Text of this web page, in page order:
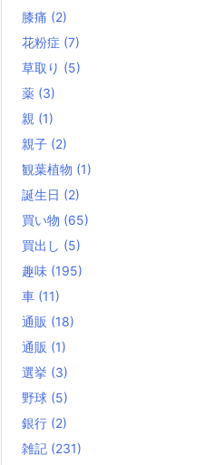
膝痛 (2)
花粉症 (7)
草取り (5)
薬 (3)
親 (1)
親子 (2)
観葉植物 (1)
誕生日 (2)
買い物 (65)
買出し (5)
趣味 (195)
車 (11)
通販 (18)
通販 (1)
選挙 (3)
野球 (5)
銀行 (2)
雑記 (231)